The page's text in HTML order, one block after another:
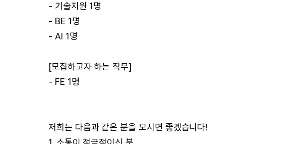
- 기술지원 1명
- BE 1명
- AI 1명
[모집하고자 하는 직무]
- FE 1명
저희는 다음과 같은 분을 모시면 좋겠습니다!